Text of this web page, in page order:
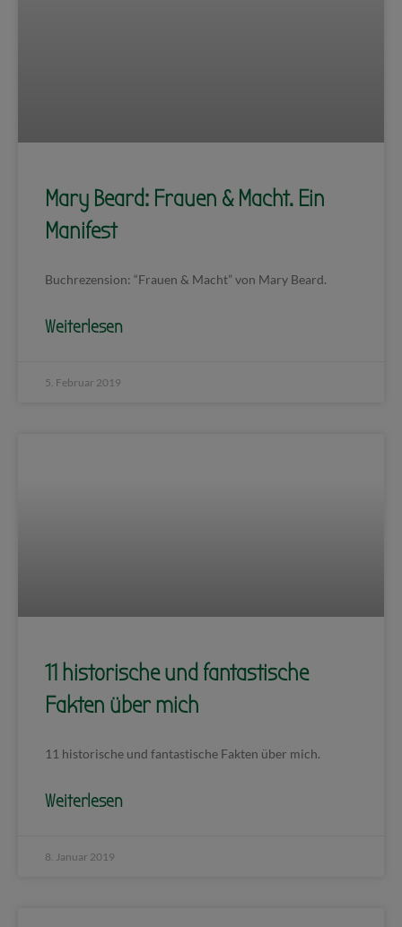
Mary Beard: Frauen & Macht. Ein
Manifest
Buchrezension: “Frauen & Macht” von Mary Beard.
Weiterlesen
5. Februar 2019
11 historische und fantastische
Fakten über mich
11 historische und fantastische Fakten über mich.
Weiterlesen
8. Januar 2019